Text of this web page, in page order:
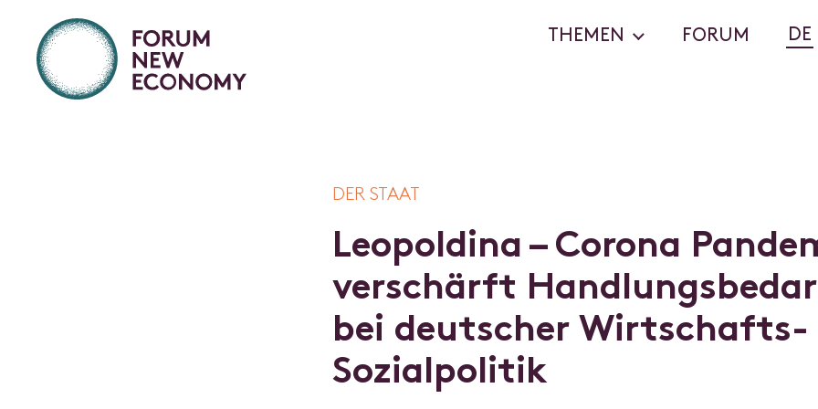
THEMEN FORUM DE
DER STAAT
Leopoldina – Corona Pande
verschärft Handlungsbedar
bei deutscher Wirtschafts-
Sozialpolitik